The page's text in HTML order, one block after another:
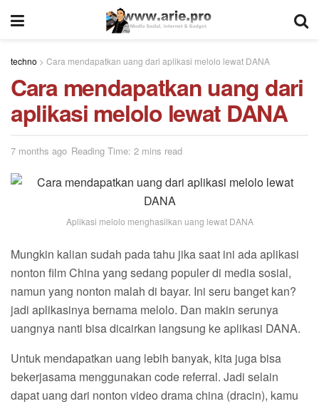
techno > Cara mendapatkan uang dari aplikasi melolo lewat DANA
Cara mendapatkan uang dari
aplikasi melolo lewat DANA
7 months ago Reading Time: 2 mins read
Aplikasi melolo menghasilkan uang lewat DANA
Mungkin kalian sudah pada tahu jika saat ini ada aplikasi
nonton film China yang sedang populer di media sosial,
namun yang nonton malah di bayar. Ini seru banget kan?
jadi aplikasinya bernama melolo. Dan makin serunya
uangnya nanti bisa dicairkan langsung ke aplikasi DANA.
Untuk mendapatkan uang lebih banyak, kita juga bisa
bekerjasama menggunakan code referral. Jadi selain
dapat uang dari nonton video drama china (dracin), kamu